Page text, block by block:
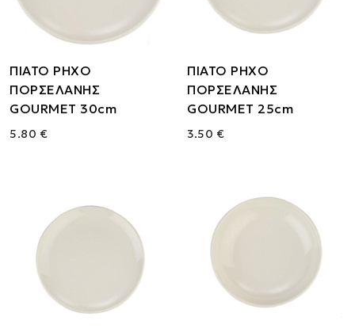
ΠΙΑΤΟ ΡΗΧΟ
ΠΟΡΣΕΛΑΝΗΣ
GOURMET 30cm
5.80 €
ΠΙΑΤΟ ΡΗΧΟ
ΠΟΡΣΕΛΑΝΗΣ
GOURMET 25cm
3.50 €